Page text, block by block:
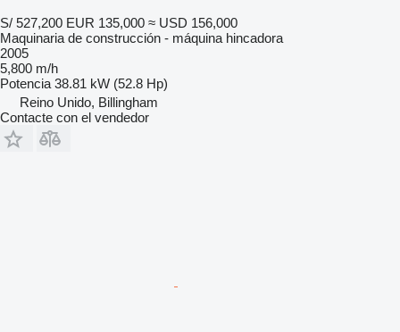
S/ 527,200 EUR 135,000 ≈ USD 156,000
Maquinaria de construcción - máquina hincadora
2005
5,800 m/h
Potencia 38.81 kW (52.8 Hp)
Reino Unido, Billingham
Contacte con el vendedor